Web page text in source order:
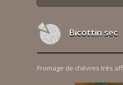
Bicottin sec
Fromage de chèvres très